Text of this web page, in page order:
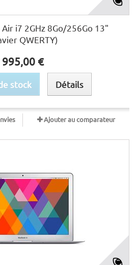
i7 2GHz 8Go/256Go 13"
QWERTY)
995,00 €
stock Détails
Ajouter au comparateur